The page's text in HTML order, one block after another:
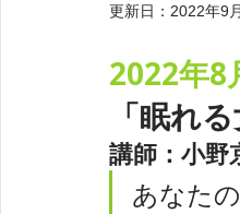
更新日： 2022年9
2022年8
「眠れ
講師：小野
あなた